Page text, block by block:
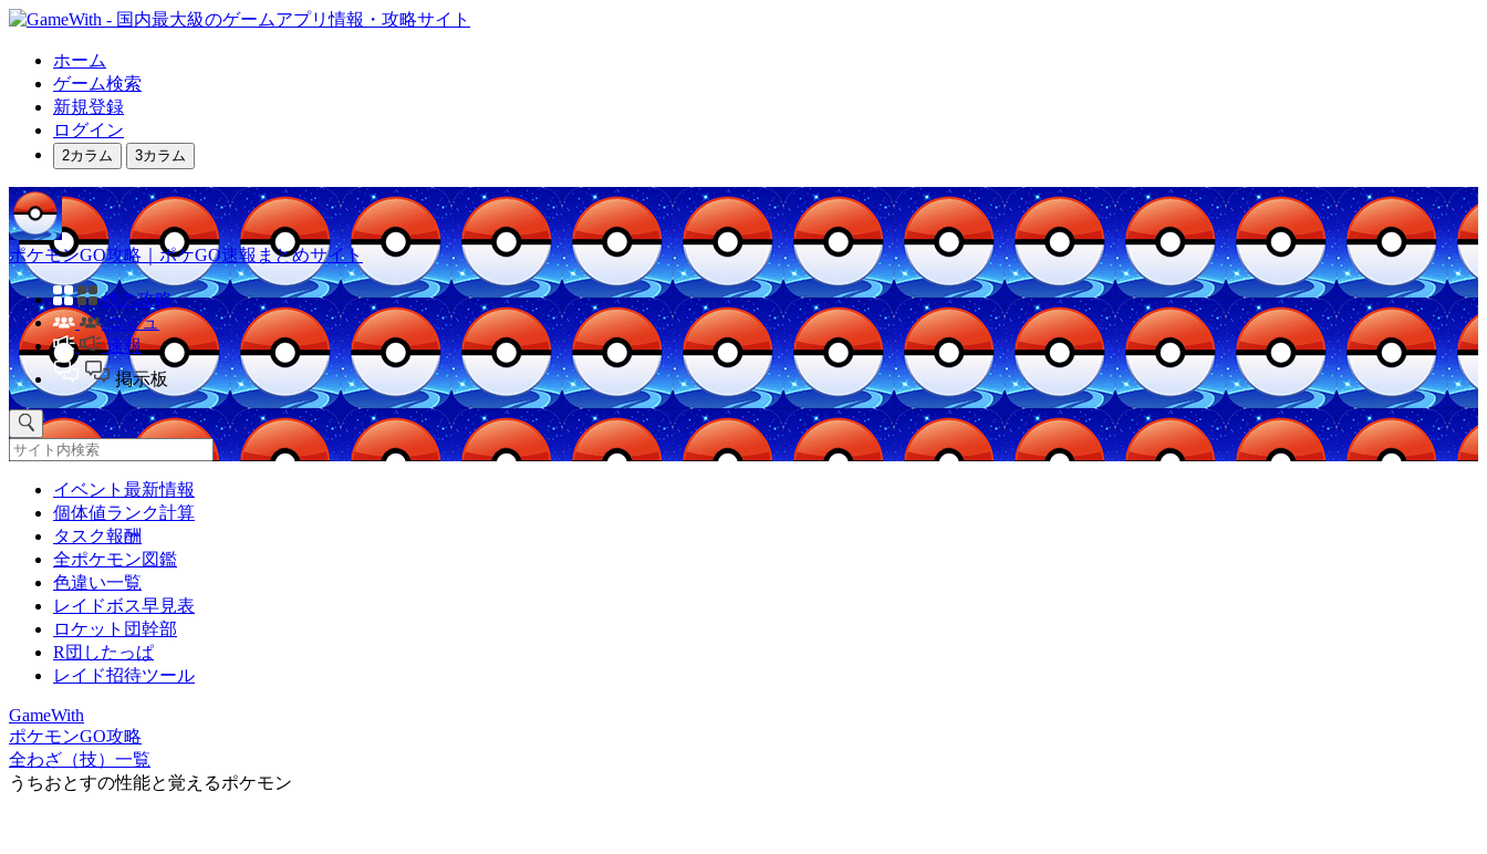
ホーム
ゲーム検索
新規登録
ログイン
2カラム 3カラム
ポケモンGO攻略｜ポケGO速報まとめサイト
他の攻略
コミュ
速報
掲示板
イベント最新情報
個体値ランク計算
タスク報酬
全ポケモン図鑑
色違い一覧
レイドボス早見表
ロケット団幹部
R団したっぱ
レイド招待ツール
GameWith
ポケモンGO攻略
全わざ（技）一覧
うちおとすの性能と覚えるポケモン